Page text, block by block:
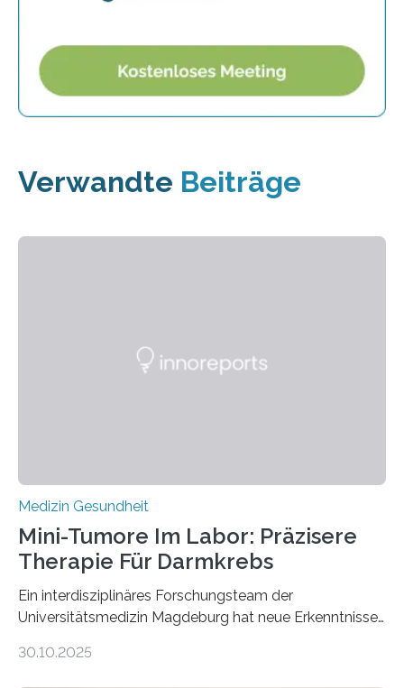
Verwandte Beiträge
Medizin Gesundheit
Mini-Tumore Im Labor: Präzisere
Therapie Für Darmkrebs
Ein interdisziplinäres Forschungsteam der
Universitätsmedizin Magdeburg hat neue Erkenntnisse
behandelt werden kann. In ihrer aktuellen Studie,
30.10.2025